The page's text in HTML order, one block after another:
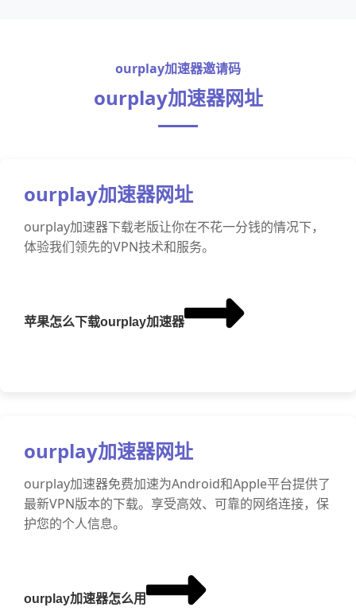
ourplay加速器邀请码
ourplay加速器网址
ourplay加速器网址
ourplay加速器下载老版让你在不花一分钱的情况下，
体验我们领先的VPN技术和服务。
苹果怎么下载ourplay加速器
ourplay加速器网址
ourplay加速器免费加速为Android和Apple平台提供了
最新VPN版本的下载。享受高效、可靠的网络连接，保
护您的个人信息。
ourplay加速器怎么用